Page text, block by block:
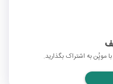
موپُن به اشتراک بگذارید.